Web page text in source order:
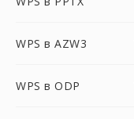
WPS в AZW3
WPS в ODP